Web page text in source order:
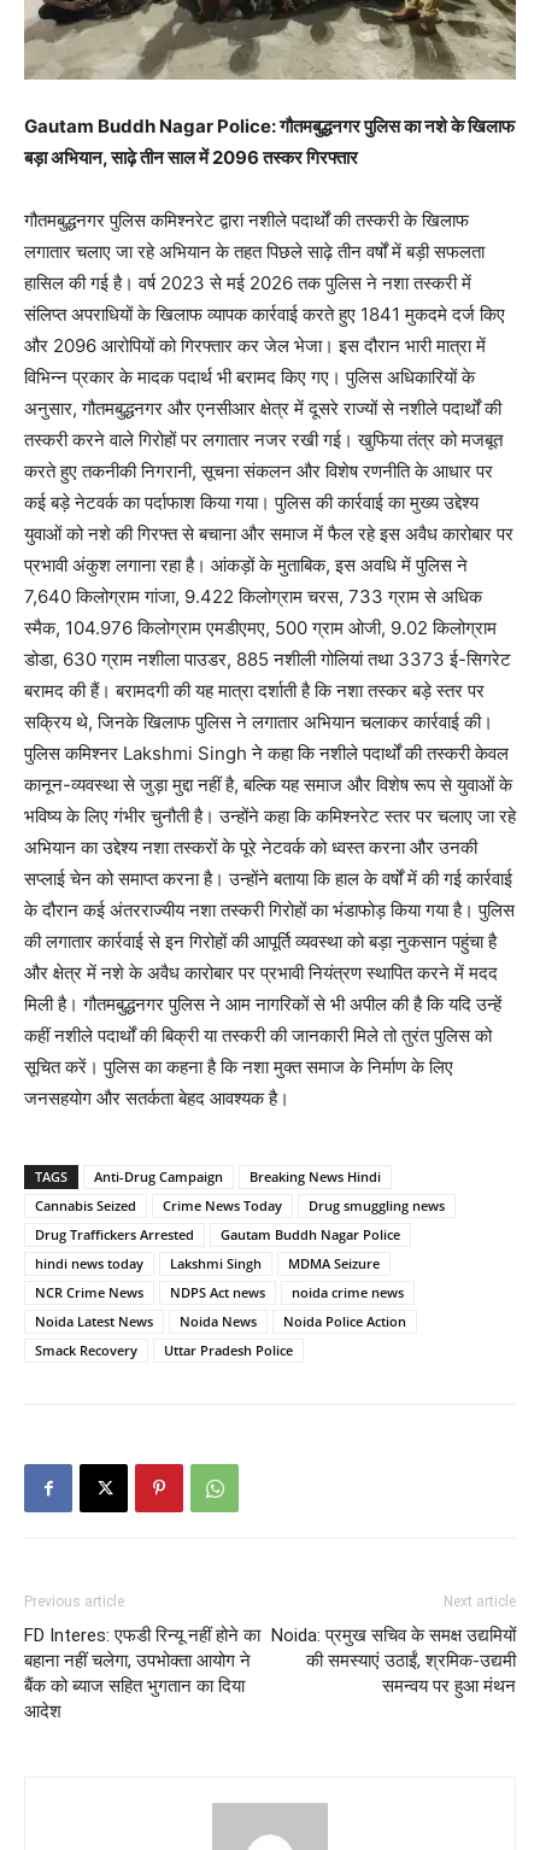
Gautam Buddh Nagar Police: गौतमबुद्धनगर पुलिस का नशे के खिलाफ
बड़ा अभियान, साढ़े तीन साल में 2096 तस्कर गिरफ्तार
गौतमबुद्धनगर पुलिस कमिश्नरेट द्वारा नशीले पदार्थों की तस्करी के खिलाफ
लगातार चलाए जा रहे अभियान के तहत पिछले साढ़े तीन वर्षों में बड़ी सफलता
हासिल की गई है। वर्ष 2023 से मई 2026 तक पुलिस ने नशा तस्करी में
संलिप्त अपराधियों के खिलाफ व्यापक कार्रवाई करते हुए 1841 मुकदमे दर्ज किए
और 2096 आरोपियों को गिरफ्तार कर जेल भेजा। इस दौरान भारी मात्रा में
विभिन्न प्रकार के मादक पदार्थ भी बरामद किए गए। पुलिस अधिकारियों के
अनुसार, गौतमबुद्धनगर और एनसीआर क्षेत्र में दूसरे राज्यों से नशीले पदार्थों की
तस्करी करने वाले गिरोहों पर लगातार नजर रखी गई। खुफिया तंत्र को मजबूत
करते हुए तकनीकी निगरानी, सूचना संकलन और विशेष रणनीति के आधार पर
कई बड़े नेटवर्क का पर्दाफाश किया गया। पुलिस की कार्रवाई का मुख्य उद्देश्य
युवाओं को नशे की गिरफ्त से बचाना और समाज में फैल रहे इस अवैध कारोबार पर
प्रभावी अंकुश लगाना रहा है। आंकड़ों के मुताबिक, इस अवधि में पुलिस ने
7,640 किलोग्राम गांजा, 9.422 किलोग्राम चरस, 733 ग्राम से अधिक
स्मैक, 104.976 किलोग्राम एमडीएमए, 500 ग्राम ओजी, 9.02 किलोग्राम
डोडा, 630 ग्राम नशीला पाउडर, 885 नशीली गोलियां तथा 3373 ई-सिगरेट
बरामद की हैं। बरामदगी की यह मात्रा दर्शाती है कि नशा तस्कर बड़े स्तर पर
सक्रिय थे, जिनके खिलाफ पुलिस ने लगातार अभियान चलाकर कार्रवाई की।
पुलिस कमिश्नर Lakshmi Singh ने कहा कि नशीले पदार्थों की तस्करी केवल
कानून-व्यवस्था से जुड़ा मुद्दा नहीं है, बल्कि यह समाज और विशेष रूप से युवाओं के
भविष्य के लिए गंभीर चुनौती है। उन्होंने कहा कि कमिश्नरेट स्तर पर चलाए जा रहे
अभियान का उद्देश्य नशा तस्करों के पूरे नेटवर्क को ध्वस्त करना और उनकी
सप्लाई चेन को समाप्त करना है। उन्होंने बताया कि हाल के वर्षों में की गई कार्रवाई
के दौरान कई अंतरराज्यीय नशा तस्करी गिरोहों का भंडाफोड़ किया गया है। पुलिस
की लगातार कार्रवाई से इन गिरोहों की आपूर्ति व्यवस्था को बड़ा नुकसान पहुंचा है
और क्षेत्र में नशे के अवैध कारोबार पर प्रभावी नियंत्रण स्थापित करने में मदद
मिली है। गौतमबुद्धनगर पुलिस ने आम नागरिकों से भी अपील की है कि यदि उन्हें
कहीं नशीले पदार्थों की बिक्री या तस्करी की जानकारी मिले तो तुरंत पुलिस को
सूचित करें। पुलिस का कहना है कि नशा मुक्त समाज के निर्माण के लिए
जनसहयोग और सतर्कता बेहद आवश्यक है।
TAGS Anti-Drug Campaign
Breaking News Hindi
Cannabis Seized
Crime News Today
Drug smuggling news
Drug Traffickers Arrested
Gautam Buddh Nagar Police
hindi news today
Lakshmi Singh
MDMA Seizure
NCR Crime News
NDPS Act news
noida crime news
Noida Latest News
Noida News
Noida Police Action
Smack Recovery
Uttar Pradesh Police
Previous article
FD Interes: एफडी रिन्यू नहीं होने का
बहाना नहीं चलेगा, उपभोक्ता आयोग ने
बैंक को ब्याज सहित भुगतान का दिया
आदेश
Next article
Noida: प्रमुख सचिव के समक्ष उद्यमियों
की समस्याएं उठाईं, श्रमिक-उद्यमी
समन्वय पर हुआ मंथन